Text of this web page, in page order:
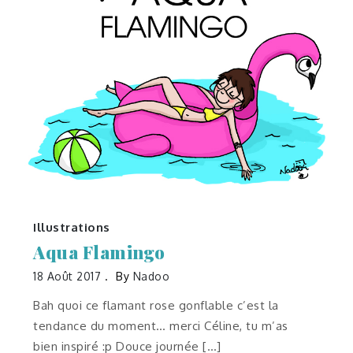
Illustrations
Aqua Flamingo
18 Août 2017 By Nadoo
Bah quoi ce flamant rose gonflable c’est la
tendance du moment… merci Céline, tu m’as
bien inspiré :p Douce journée […]